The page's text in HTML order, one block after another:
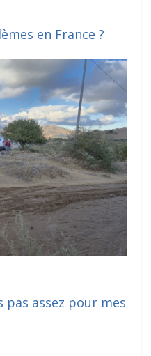
en France ?
assez pour mes